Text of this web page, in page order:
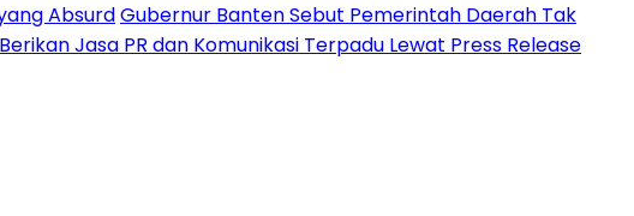
AbsurdGubernur Banten Sebut Pemerintah Daerah Tak
Jasa PR dan Komunikasi Terpadu Lewat Press Release